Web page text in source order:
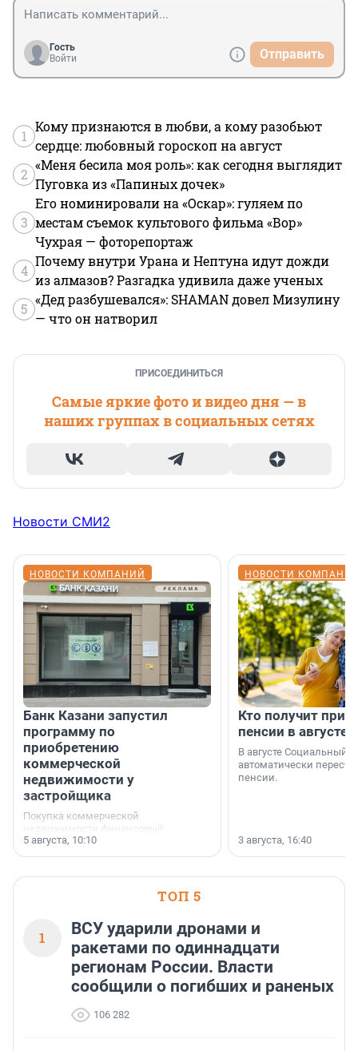
Гость
Войти
Отправить
1
Кому признаются в любви, а кому разобьют
сердце: любовный гороскоп на август
2
«Меня бесила моя роль»: как сегодня выглядит
Пуговка из «Папиных дочек»
3
Его номинировали на «Оскар»: гуляем по
местам съемок культового фильма «Вор»
Чухрая — фоторепортаж
4
Почему внутри Урана и Нептуна идут дожди
из алмазов? Разгадка удивила даже ученых
5
«Дед разбушевался»: SHAMAN довел Мизулину
— что он натворил
ПРИСОЕДИНИТЬСЯ
Самые яркие фото и видео дня — в
наших группах в социальных сетях
Новости СМИ2
НОВОСТИ КОМПАНИЙ
Банк Казани запустил
программу по
приобретению
коммерческой
недвижимости у
застройщика
Покупка коммерческой
недвижимости финансовый
инструмент, доступный для многих
предпринимателей. Будь то новый
или готовый арендный бизнес —
успех сделки зависит от правильного
5 августа, 10:10
НОВОСТИ
Кто получит
пенсии в августе
В августе Социальный
автоматически
пенсии.
3 августа, 16:40
ТОП 5
1
ВСУ ударили дронами и
ракетами по одиннадцати
регионам России. Власти
сообщили о погибших и раненых
106 282